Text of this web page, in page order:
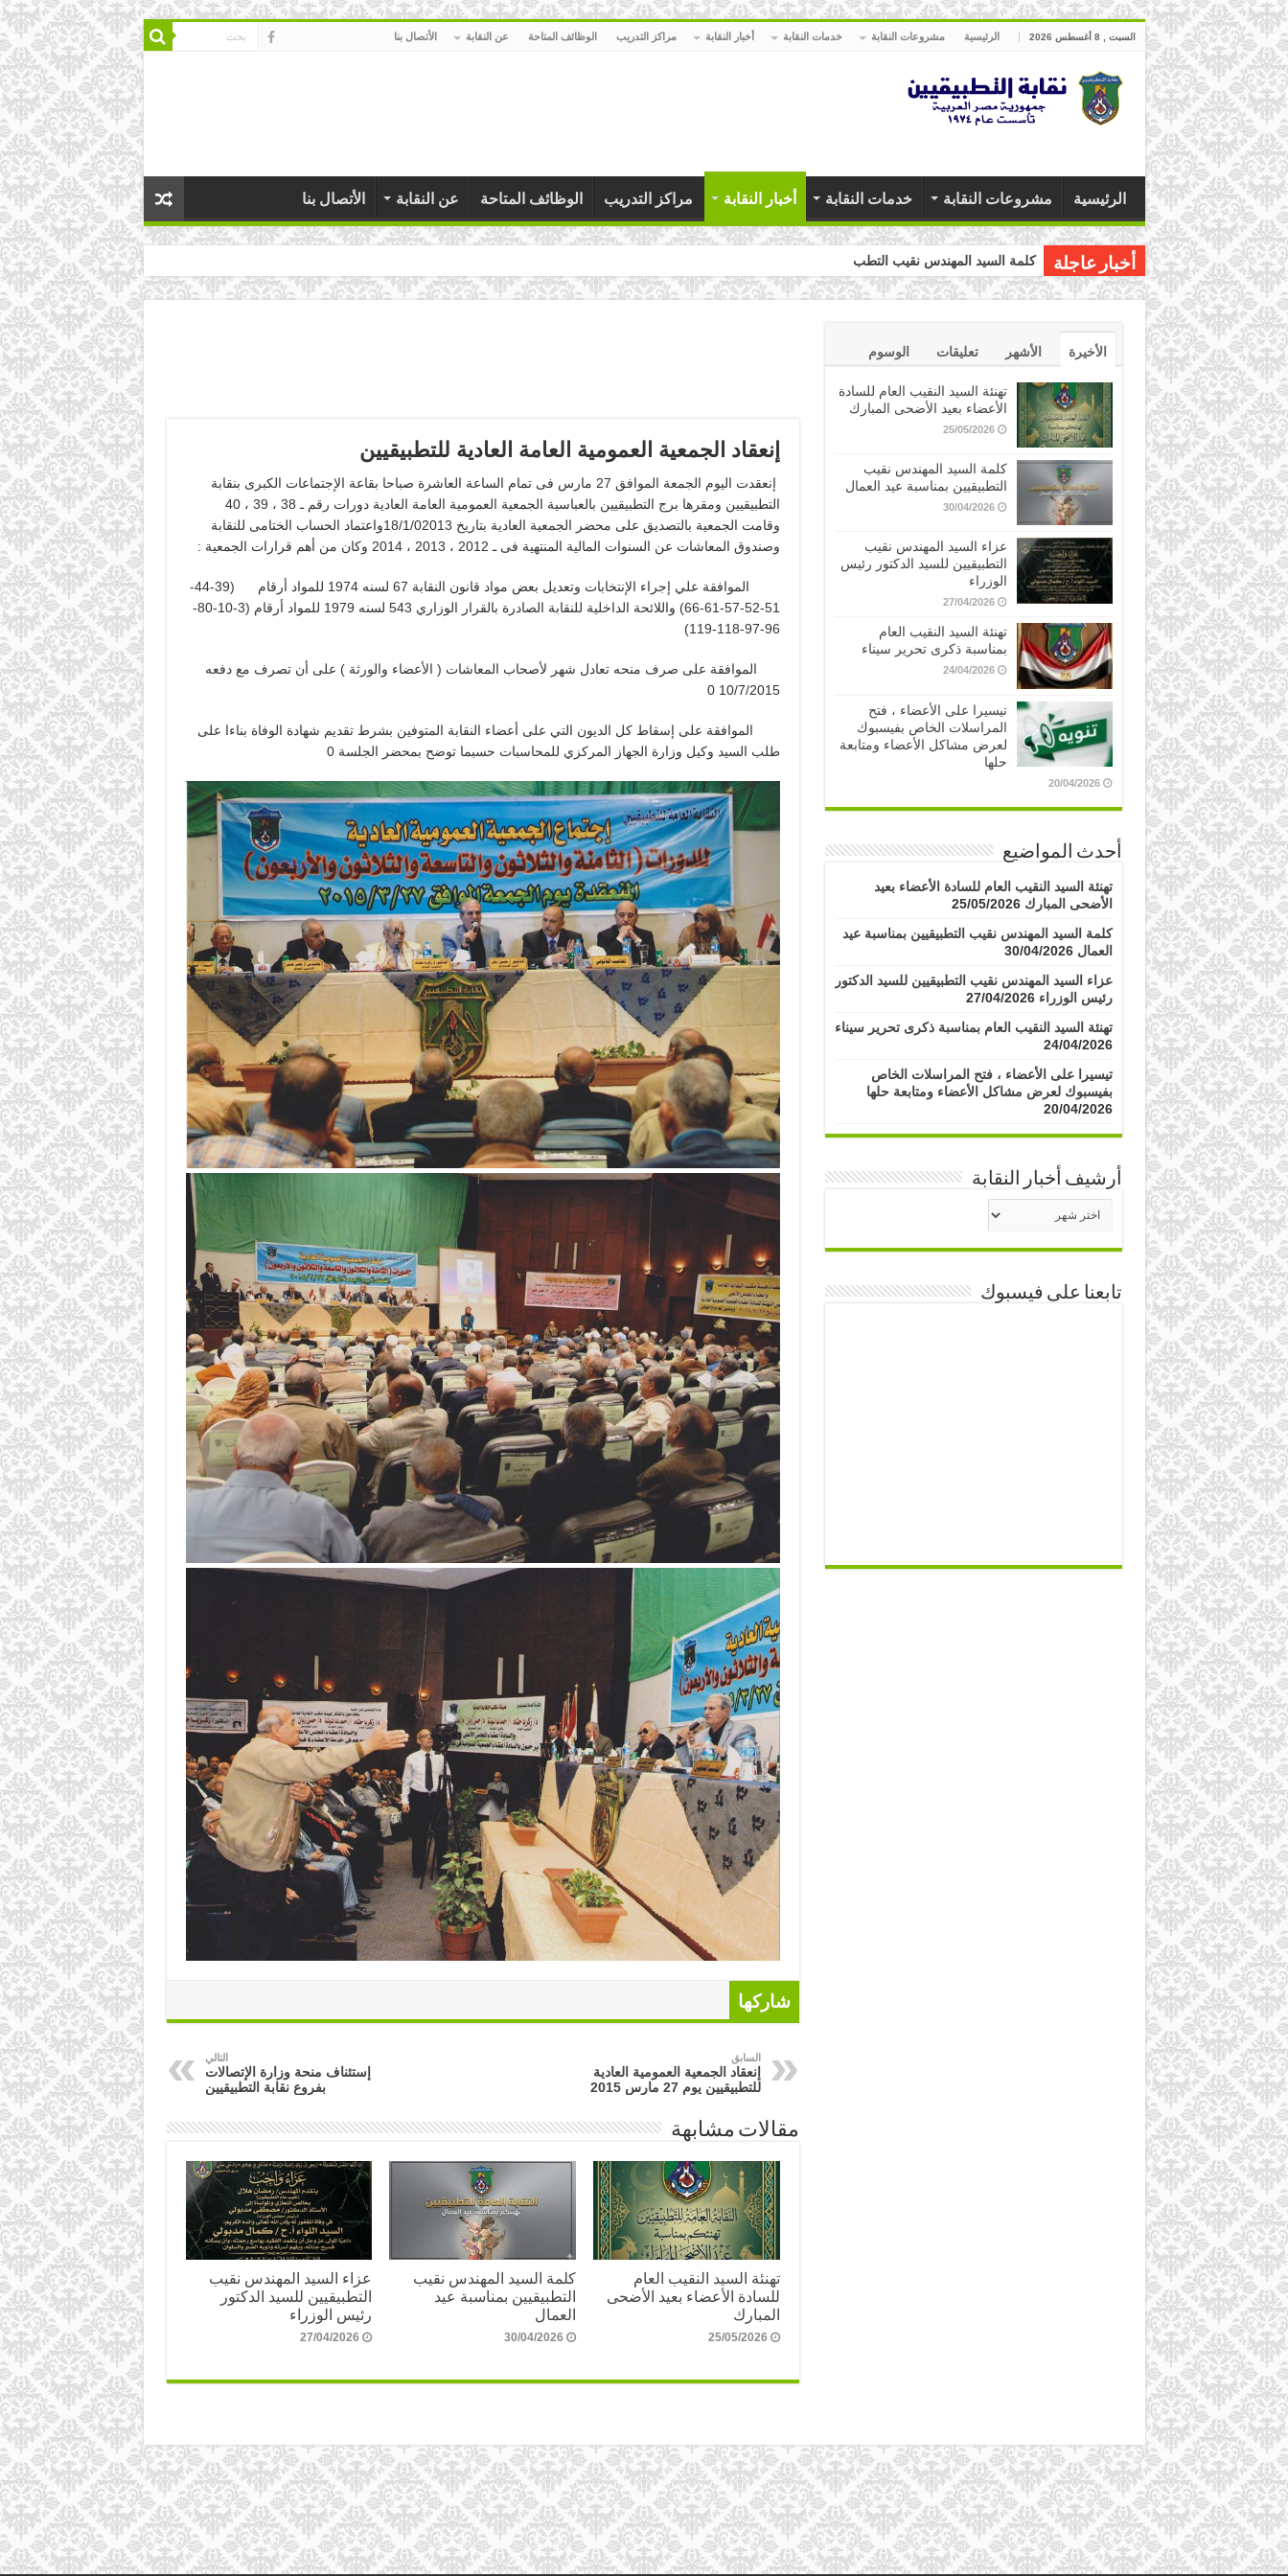
السبت , 8 أغسطس 2026 الرئيسية مشروعات النقابة خدمات النقابة أخبار النقابة مراكز التدريب الوظائف المتاحة عن النقابة الأتصال بنا
الرئيسية مشروعات النقابة خدمات النقابة أخبار النقابة مراكز التدريب الوظائف المتاحة عن النقابة الأتصال بنا
أخبار عاجلة كلمة السيد المهندس نقيب التطبيقيين بمناسبة عيد العمال
إنعقاد الجمعية العمومية العامة العادية للتطبيقيين
إنعقدت اليوم الجمعة الموافق 27 مارس فى تمام الساعة العاشرة صباحا بقاعة الإجتماعات الكبرى بنقابة
التطبيقيين ومقرها برج التطبيقيين بالعباسية الجمعية العمومية العامة العادية دورات رقم ـ 38 ، 39 ، 40
وقامت الجمعية بالتصديق على محضر الجمعية العادية بتاريخ 18/1/02013واعتماد الحساب الختامى للنقابة
وصندوق المعاشات عن السنوات المالية المنتهية فى ـ 2012 ، 2013 ، 2014 وكان من أهم قرارات الجمعية :
الموافقة علي إجراء الإنتخابات وتعديل بعض مواد قانون النقابة 67 لسنه 1974 للمواد أرقام (39-44-
51-52-57-61-66) واللائحة الداخلية للنقابة الصادرة بالقرار الوزاري 543 لسنه 1979 للمواد أرقام (3-10-80-
96-97-118-119)
الموافقة على صرف منحه تعادل شهر لأصحاب المعاشات ( الأعضاء والورثة ) على أن تصرف مع دفعه
10/7/2015 0
الموافقة على إسقاط كل الديون التي على أعضاء النقابة المتوفين بشرط تقديم شهادة الوفاة بناءا على
طلب السيد وكيل وزارة الجهاز المركزي للمحاسبات حسبما توضح بمحضر الجلسة 0
شاركها
السابق
إنعقاد الجمعية العمومية العادية
للتطبيقيين يوم 27 مارس 2015
التالي
إستئناف منحة وزارة الإتصالات
بفروع نقابة التطبيقيين
مقالات مشابهة
تهنئة السيد النقيب العام
للسادة الأعضاء بعيد الأضحى
المبارك
25/05/2026
كلمة السيد المهندس نقيب
التطبيقيين بمناسبة عيد
العمال
30/04/2026
عزاء السيد المهندس نقيب
التطبيقيين للسيد الدكتور
رئيس الوزراء
27/04/2026
الأخيرة الأشهر تعليقات الوسوم
تهنئة السيد النقيب العام للسادة
الأعضاء بعيد الأضحى المبارك
25/05/2026
كلمة السيد المهندس نقيب
التطبيقيين بمناسبة عيد العمال
30/04/2026
عزاء السيد المهندس نقيب
التطبيقيين للسيد الدكتور رئيس
الوزراء
27/04/2026
تهنئة السيد النقيب العام
بمناسبة ذكرى تحرير سيناء
24/04/2026
تيسيرا على الأعضاء ، فتح
المراسلات الخاص بفيسبوك
لعرض مشاكل الأعضاء ومتابعة
حلها
20/04/2026
أحدث المواضيع
تهنئة السيد النقيب العام للسادة الأعضاء بعيد
الأضحى المبارك 25/05/2026
كلمة السيد المهندس نقيب التطبيقيين بمناسبة عيد
العمال 30/04/2026
عزاء السيد المهندس نقيب التطبيقيين للسيد الدكتور
رئيس الوزراء 27/04/2026
تهنئة السيد النقيب العام بمناسبة ذكرى تحرير سيناء
24/04/2026
تيسيرا على الأعضاء ، فتح المراسلات الخاص
بفيسبوك لعرض مشاكل الأعضاء ومتابعة حلها
20/04/2026
أرشيف أخبار النقابة
أرشيف
أخبار
تابعنا على فيسبوك